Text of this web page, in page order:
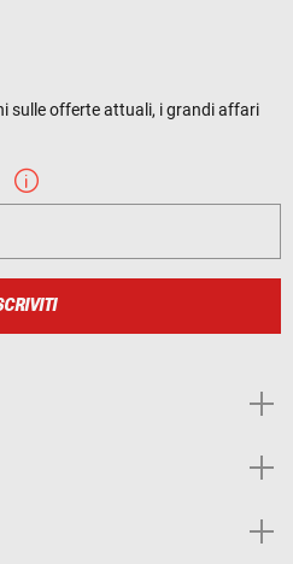
sulle offerte attuali, i grandi affari